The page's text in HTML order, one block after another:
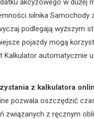
akcyzowego w dużej
silnika Samochody
podlegają wyższym
pojazdy mogą
Kalkulator automatycznie
z kalkulatora
pozwala oszczędzić
związanych z ręcznym